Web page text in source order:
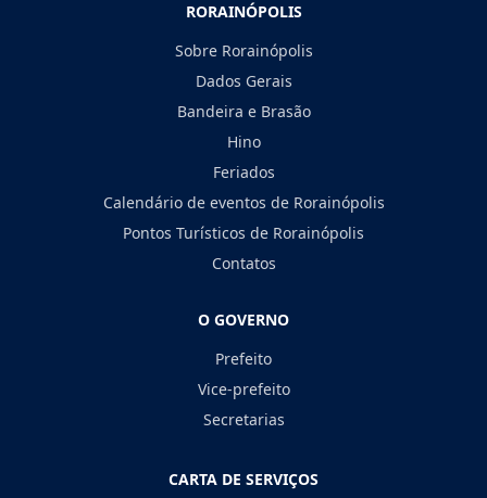
RORAINÓPOLIS
Sobre Rorainópolis
Dados Gerais
Bandeira e Brasão
Hino
Feriados
Calendário de eventos de Rorainópolis
Pontos Turísticos de Rorainópolis
Contatos
O GOVERNO
Prefeito
Vice-prefeito
Secretarias
CARTA DE SERVIÇOS